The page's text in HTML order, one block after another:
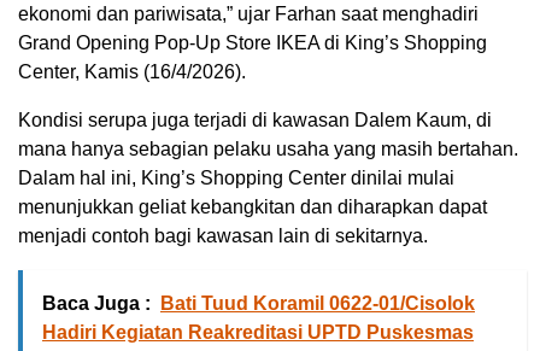
ekonomi dan pariwisata,” ujar Farhan saat menghadiri
Grand Opening Pop-Up Store IKEA di King’s Shopping
Center, Kamis (16/4/2026).
Kondisi serupa juga terjadi di kawasan Dalem Kaum, di
mana hanya sebagian pelaku usaha yang masih bertahan.
Dalam hal ini, King’s Shopping Center dinilai mulai
menunjukkan geliat kebangkitan dan diharapkan dapat
menjadi contoh bagi kawasan lain di sekitarnya.
Baca Juga :
Bati Tuud Koramil 0622-01/Cisolok
Hadiri Kegiatan Reakreditasi UPTD Puskesmas